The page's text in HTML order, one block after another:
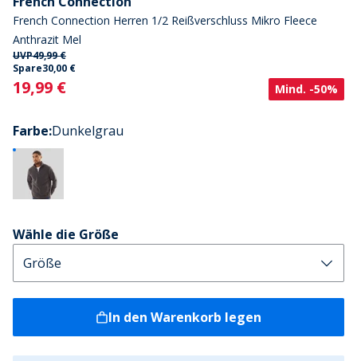
French Connection Herren 1/2 Reißverschluss Mikro Fleece
Anthrazit Mel
UVP49,99 €
Spare30,00 €
Current
19,99 € Mind. -50%
Farbe:Dunkelgrau
Wähle die Größe
In den Warenkorb legen